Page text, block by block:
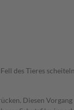
des Tieres
Diesen Vorgang